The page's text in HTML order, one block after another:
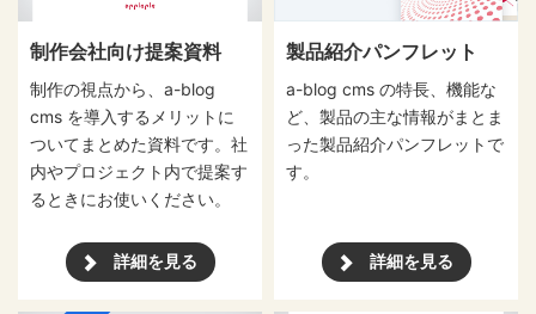
制作会社向け提案資料
制作の視点から、a-blog
cms を導入するメリットに
ついてまとめた資料です。社
内やプロジェクト内で提案す
るときにお使いください。
詳細を見る
製品紹介パンフレット
a-blog cms の特長、機能な
ど、製品の主な情報がまとま
った製品紹介パンフレットで
す。
詳細を見る